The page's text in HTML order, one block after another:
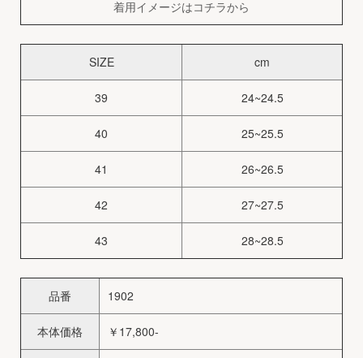
着用イメージはコチラから
SIZE cm
39 24~24.5
40 25~25.5
41 26~26.5
42 27~27.5
43 28~28.5
品番 1902
本体価格 ￥17,800-